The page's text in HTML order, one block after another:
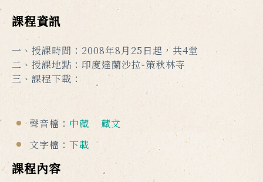
課程資訊
一、授課時間：2008年8月25日起，共4堂
二、授課地點：印度達蘭沙拉-策秋林寺
三、課程下載：
聲音檔： 中藏
藏文
文字檔： 下載
課程內容